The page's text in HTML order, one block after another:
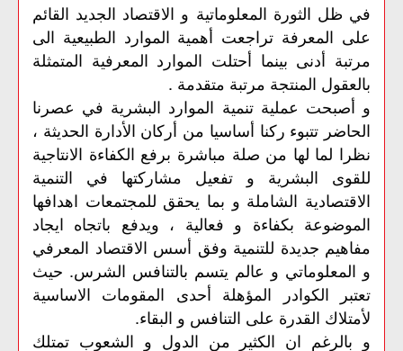
في ظل الثورة المعلوماتية و الاقتصاد الجديد القائم
على المعرفة تراجعت أهمية الموارد الطبيعية الى
مرتبة أدنى بينما أحتلت الموارد المعرفية المتمثلة
بالعقول المنتجة مرتبة متقدمة .
و أصبحت عملية تنمية الموارد البشرية في عصرنا
الحاضر تتبوء ركنا أساسيا من أركان الأدارة الحديثة ،
نظرا لما لها من صلة مباشرة برفع الكفاءة الانتاجية
للقوى البشرية و تفعيل مشاركتها في التنمية
الاقتصادية الشاملة و بما يحقق للمجتمعات اهدافها
الموضوعة بكفاءة و فعالية ، ويدفع باتجاه ايجاد
مفاهيم جديدة للتنمية وفق أسس الاقتصاد المعرفي
و المعلوماتي و عالم يتسم بالتنافس الشرس. حيث
تعتبر الكوادر المؤهلة أحدى المقومات الاساسية
لأمتلاك القدرة على التنافس و البقاء.
و بالرغم ان الكثير من الدول و الشعوب تمتلك